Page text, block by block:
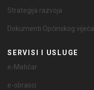
Strategija razvoja
Dokumenti Općinskog vijeća
SERVISI I USLUGE
e-Matičar
e-obrasci